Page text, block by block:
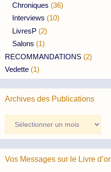
Chroniques (36)
Interviews (10)
LivresP (2)
Salons (1)
RECOMMANDATIONS (2)
Vedette (1)
Archives des Publications
des
Publications
Vos Messages sur le Livre d’or